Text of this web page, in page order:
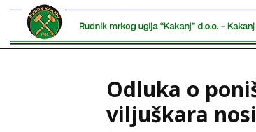
Odluka o
viljuškara